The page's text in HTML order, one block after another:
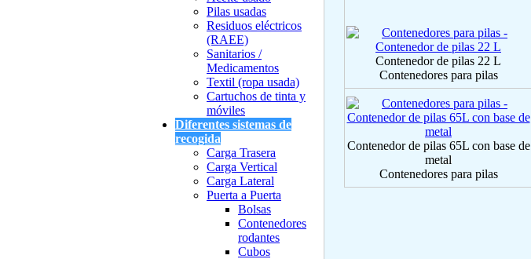
Pilas usadas
Residuos eléctricos
(RAEE)
Sanitarios /
Medicamentos
Textil (ropa usada)
Cartuchos de tinta y
móviles
Diferentes sistemas de
recogida
Carga Trasera
Carga Vertical
Carga Lateral
Puerta a Puerta
Bolsas
Contenedores
rodantes
Cubos
Contenedor de pilas 22 L
Contenedores para pilas
Contenedor de pilas 65L con base de
metal
Contenedores para pilas